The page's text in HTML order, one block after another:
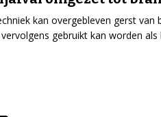
kan overgebleven gerst
gebruikt kan worden als